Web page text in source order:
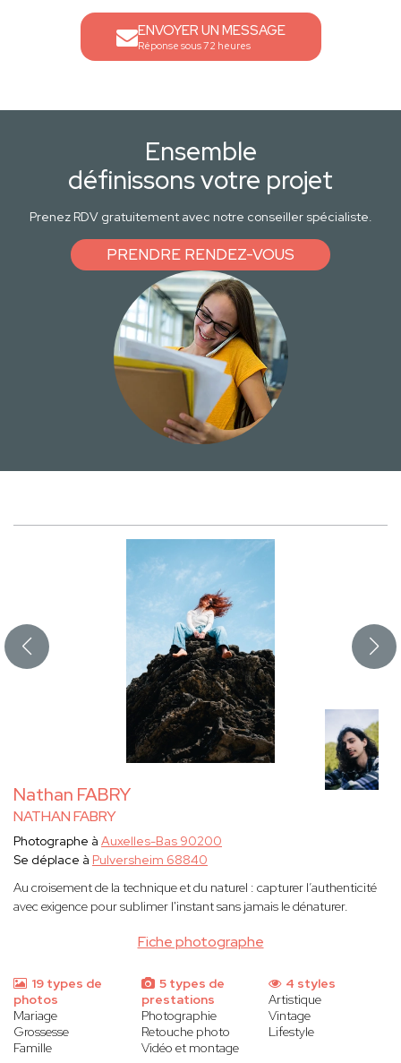
ENVOYER UN MESSAGE
Réponse sous 72 heures
Ensemble
définissons votre projet
Prenez RDV gratuitement avec notre conseiller spécialiste.
PRENDRE RENDEZ-VOUS
Nathan FABRY
NATHAN FABRY
Fiche photographe
Photographe à Auxelles-Bas 90200
Se déplace à Pulversheim 68840
Au croisement de la technique et du naturel : capturer l’authenticité
avec exigence pour sublimer l'instant sans jamais le dénaturer.
19 types de
photos
Mariage
Grossesse
Famille
5 types de
prestations
Photographie
Retouche photo
Vidéo et montage
4 styles
Artistique
Vintage
Lifestyle